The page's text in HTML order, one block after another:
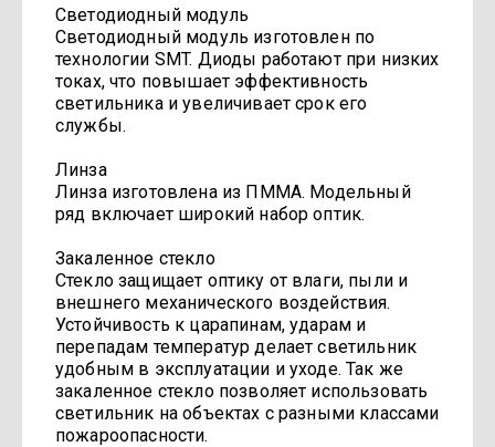
Светодиодный модуль
Светодиодный модуль изготовлен по
технологии SMT. Диоды работают при низких
токах, что повышает эффективность
светильника и увеличивает срок его
службы.
Линза
Линза изготовлена из ПММА. Модельный
ряд включает широкий набор оптик.
Закаленное стекло
Стекло защищает оптику от влаги, пыли и
внешнего механического воздействия.
Устойчивость к царапинам, ударам и
перепадам температур делает светильник
удобным в эксплуатации и уходе. Так же
закаленное стекло позволяет использовать
светильник на объектах с разными классами
пожароопасности.